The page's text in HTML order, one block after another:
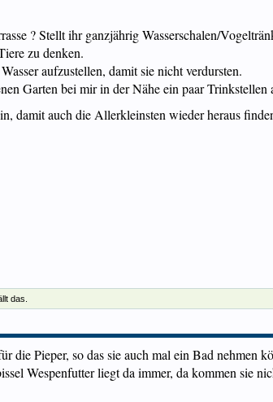
? Stellt ihr ganzjährig Wasserschalen/
zu denken.
aufzustellen, damit sie nicht verdursten.
Garten bei mir in der Nähe ein paar Trinkstellen
damit auch die Allerkleinsten wieder heraus
das.
die Pieper, so das sie auch mal ein Bad
Wespenfutter liegt da immer, da kommen sie